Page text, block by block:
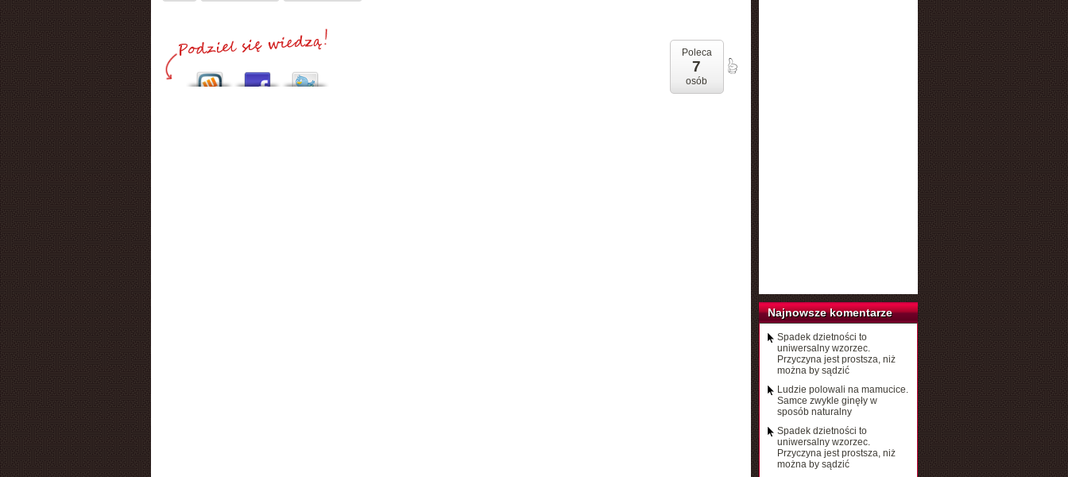
Poleca
7
osób
Najnowsze komentarze
Spadek dzietności to
uniwersalny wzorzec.
Przyczyna jest prostsza, niż
można by sądzić
Ludzie polowali na mamucice.
Samce zwykle ginęły w
sposób naturalny
Spadek dzietności to
uniwersalny wzorzec.
Przyczyna jest prostsza, niż
można by sądzić